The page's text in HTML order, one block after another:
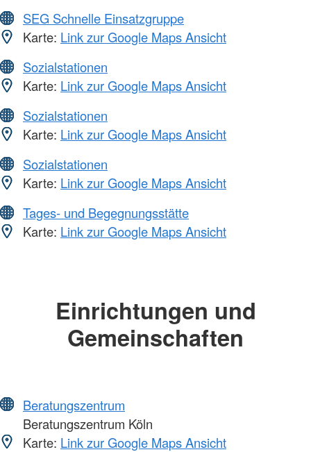
SEG Schnelle Einsatzgruppe
Karte: Link zur Google Maps Ansicht
Sozialstationen
Karte: Link zur Google Maps Ansicht
Sozialstationen
Karte: Link zur Google Maps Ansicht
Sozialstationen
Karte: Link zur Google Maps Ansicht
Tages- und Begegnungsstätte
Karte: Link zur Google Maps Ansicht
Einrichtungen und
Gemeinschaften
Beratungszentrum
Beratungszentrum Köln
Karte: Link zur Google Maps Ansicht